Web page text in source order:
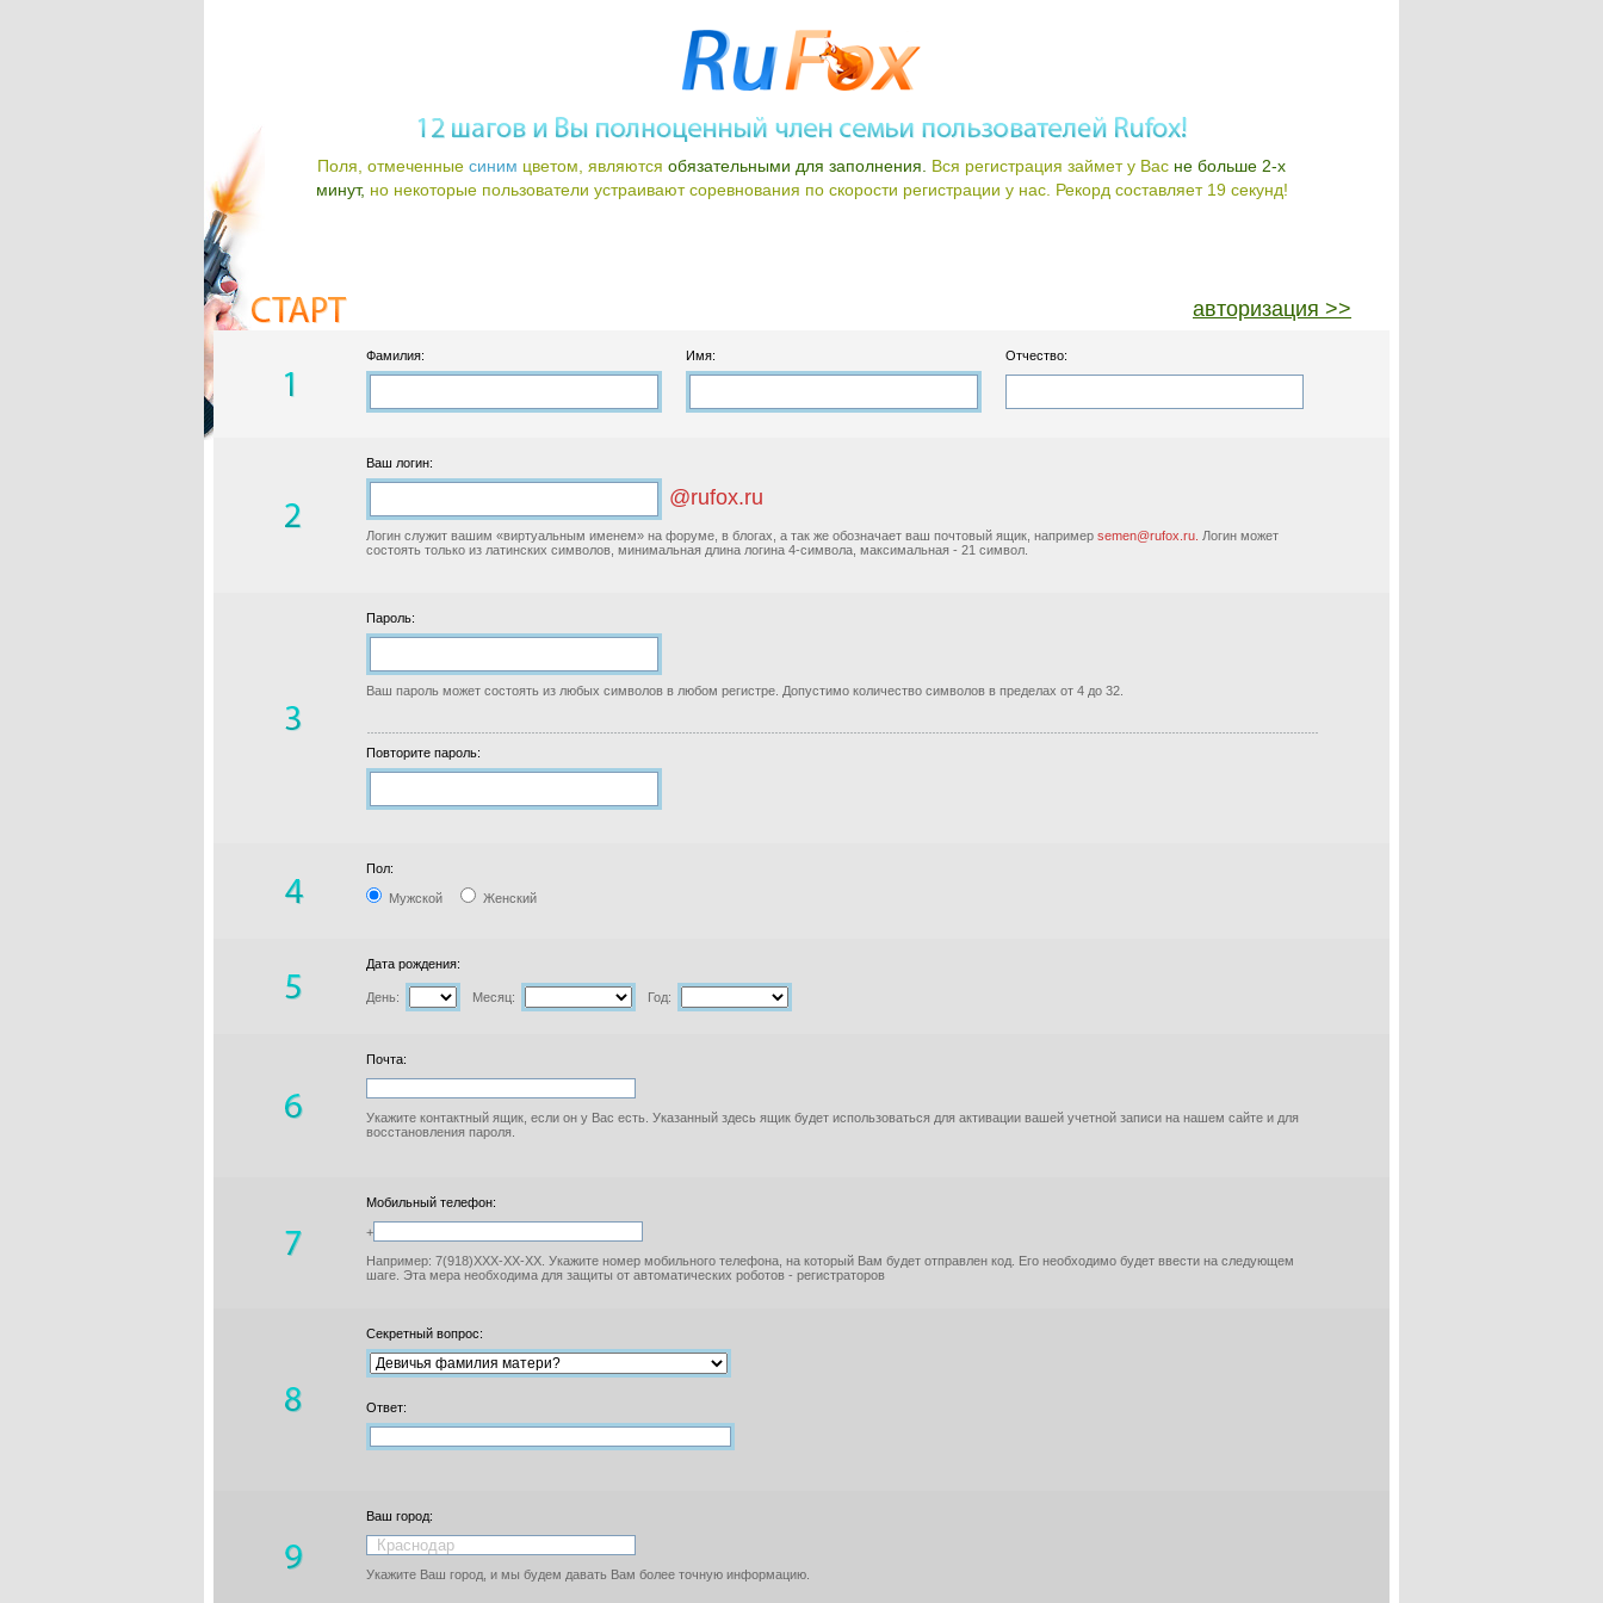
Поля, отмеченные синим цветом, являются обязательными для заполнения. Вся регистрация займет у Вас не больше 2-х
минут, но некоторые пользователи устраивают соревнования по скорости регистрации у нас. Рекорд составляет 19 секунд!
авторизация >>
Фамилия: Имя: Отчество:
Ваш логин:
@rufox.ru
Логин служит вашим «виртуальным именем» на форуме, в блогах, а так же обозначает ваш почтовый ящик, например semen@rufox.ru. Логин может
состоять только из латинских символов, минимальная длина логина 4-символа, максимальная - 21 символ.
Пароль:
Ваш пароль может состоять из любых символов в любом регистре. Допустимо количество символов в пределах от 4 до 32.
Повторите пароль:
Пол:
Мужской Женский
Дата рождения:
День: Месяц: Год:
Почта:
Укажите контактный ящик, если он у Вас есть. Указанный здесь ящик будет использоваться для активации вашей учетной записи на нашем сайте и для
восстановления пароля.
Мобильный телефон:
+
Например: 7(918)XXX-XX-XX. Укажите номер мобильного телефона, на который Вам будет отправлен код. Его необходимо будет ввести на следующем
шаге. Эта мера необходима для защиты от автоматических роботов - регистраторов
Секретный вопрос:
Ответ:
Ваш город:
Укажите Ваш город, и мы будем давать Вам более точную информацию.